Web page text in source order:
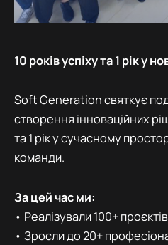
10 років успіху та 1 рік у
Soft Generation святкує
створення інноваційних
та 1 рік у сучасному
команди.
За цей час ми:
• Реалізували 100+ проєктів
• Зросли до 20+